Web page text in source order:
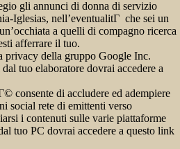
gli annunci di donna di servizio
Iglesias, nell’eventualitГ che sei un
a quelli di compagno ricerca
afferrare il tuo.
privacy della gruppo Google Inc.
tuo elaboratore dovrai accedere a
consente di accludere ed adempiere
social rete di emittenti verso
i contenuti sulle varie piattaforme
tuo PC dovrai accedere a questo link